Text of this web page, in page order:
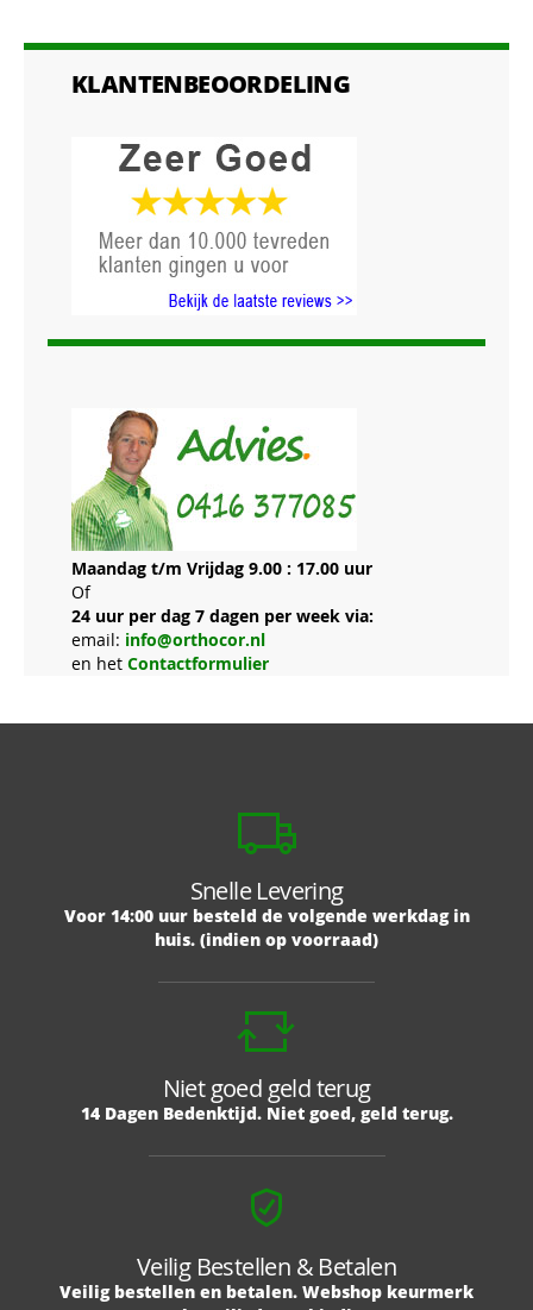
KLANTENBEOORDELING
Maandag t/m Vrijdag 9.00 : 17.00 uur
Of
24 uur per dag 7 dagen per week via:
email: info@orthocor.nl
en het Contactformulier
Snelle Levering
Voor 14:00 uur besteld de volgende werkdag in
huis. (indien op voorraad)
Niet goed geld terug
14 Dagen Bedenktijd. Niet goed, geld terug.
Veilig Bestellen & Betalen
Veilig bestellen en betalen. Webshop keurmerk